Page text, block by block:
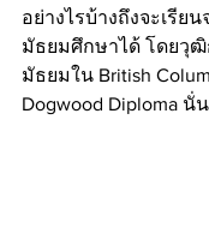
อย่างไรบ้างถึงจะเรีย
มัธยมศึกษาได้ โดยวุ
มัธยมใน British
Dogwood Diploma นั่